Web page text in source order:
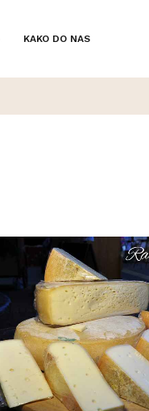
KAKO DO NAS